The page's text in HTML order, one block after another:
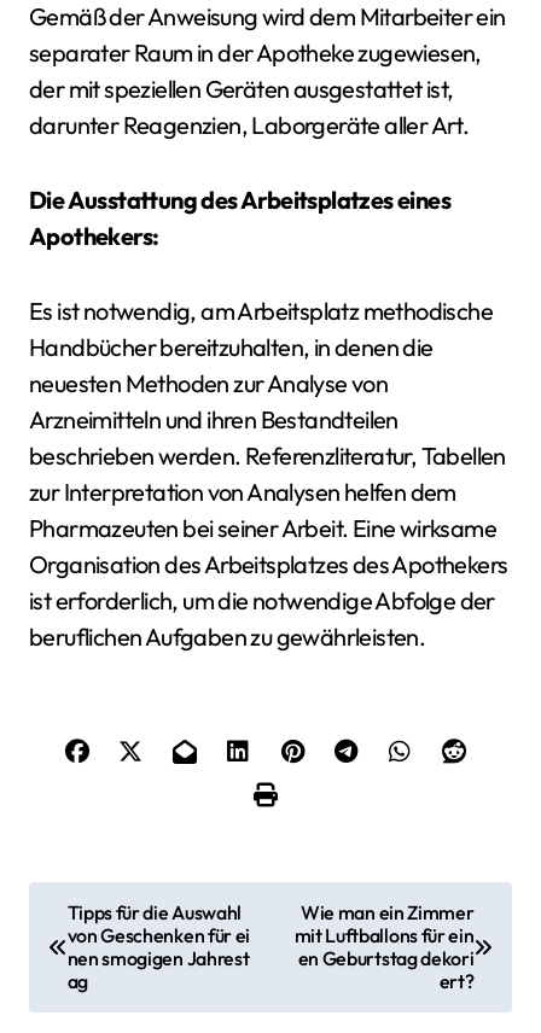
Gemäß der Anweisung wird dem Mitarbeiter ein
separater Raum in der Apotheke zugewiesen,
der mit speziellen Geräten ausgestattet ist,
darunter Reagenzien, Laborgeräte aller Art.
Die Ausstattung des Arbeitsplatzes eines
Apothekers:
Es ist notwendig, am Arbeitsplatz methodische
Handbücher bereitzuhalten, in denen die
neuesten Methoden zur Analyse von
Arzneimitteln und ihren Bestandteilen
beschrieben werden. Referenzliteratur, Tabellen
zur Interpretation von Analysen helfen dem
Pharmazeuten bei seiner Arbeit. Eine wirksame
Organisation des Arbeitsplatzes des Apothekers
ist erforderlich, um die notwendige Abfolge der
beruflichen Aufgaben zu gewährleisten.
i
Tipps für die Auswahl
von Geschenken für ei
nen smogigen Jahrest
ag
Wie man ein Zimmer
mit Luftballons für ein
en Geburtstag dekori
ert?